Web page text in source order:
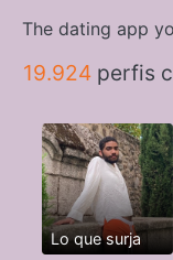
The dating app
19.924perfis
Lo que surja